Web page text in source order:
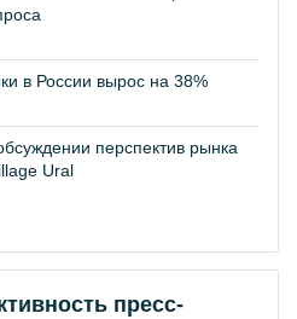
в России вырос на 38%
перспектив рынка
Ural
пресс-